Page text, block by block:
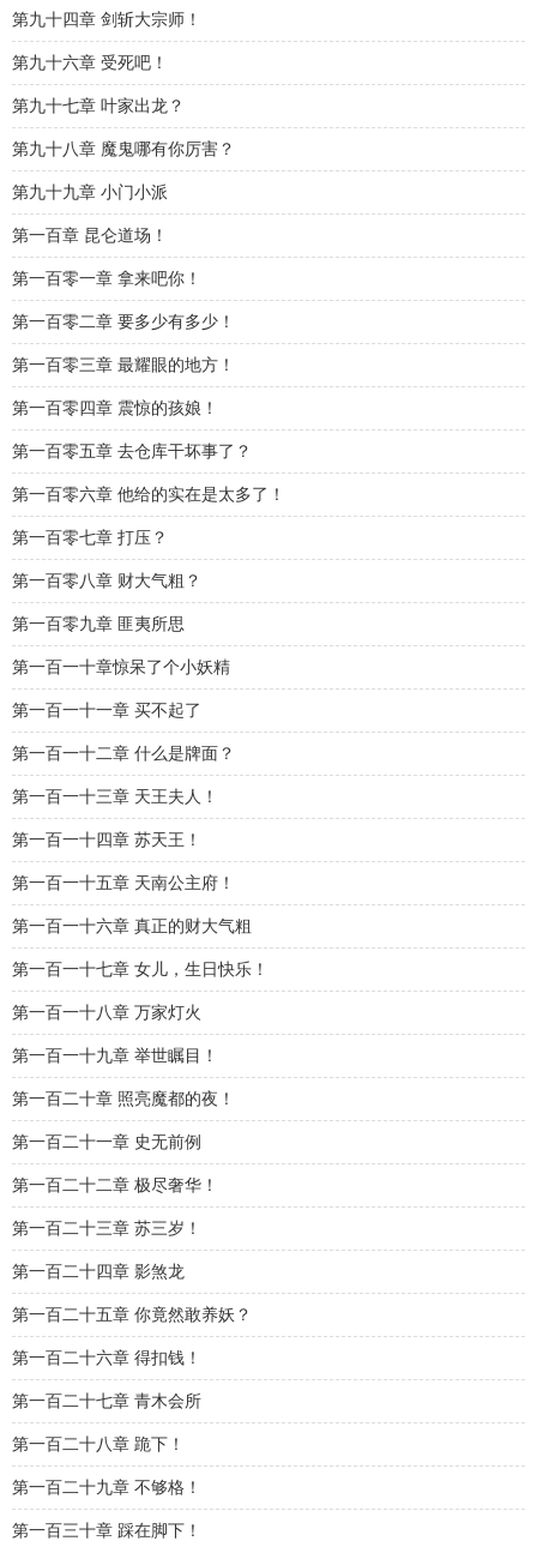
第九十四章 剑斩大宗师！
第九十六章 受死吧！
第九十七章 叶家出龙？
第九十八章 魔鬼哪有你厉害？
第九十九章 小门小派
第一百章 昆仑道场！
第一百零一章 拿来吧你！
第一百零二章 要多少有多少！
第一百零三章 最耀眼的地方！
第一百零四章 震惊的孩娘！
第一百零五章 去仓库干坏事了？
第一百零六章 他给的实在是太多了！
第一百零七章 打压？
第一百零八章 财大气粗？
第一百零九章 匪夷所思
第一百一十章惊呆了个小妖精
第一百一十一章 买不起了
第一百一十二章 什么是牌面？
第一百一十三章 天王夫人！
第一百一十四章 苏天王！
第一百一十五章 天南公主府！
第一百一十六章 真正的财大气粗
第一百一十七章 女儿，生日快乐！
第一百一十八章 万家灯火
第一百一十九章 举世瞩目！
第一百二十章 照亮魔都的夜！
第一百二十一章 史无前例
第一百二十二章 极尽奢华！
第一百二十三章 苏三岁！
第一百二十四章 影煞龙
第一百二十五章 你竟然敢养妖？
第一百二十六章 得扣钱！
第一百二十七章 青木会所
第一百二十八章 跪下！
第一百二十九章 不够格！
第一百三十章 踩在脚下！